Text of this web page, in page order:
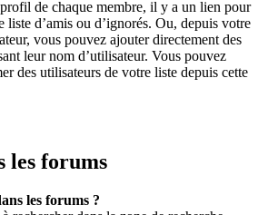
de chaque membre, il y a un lien pour
liste d’amis ou d’ignorés. Ou, depuis votre
vous pouvez ajouter directement des
leur nom d’utilisateur. Vous pouvez
des utilisateurs de votre liste depuis cette
les forums
les forums ?